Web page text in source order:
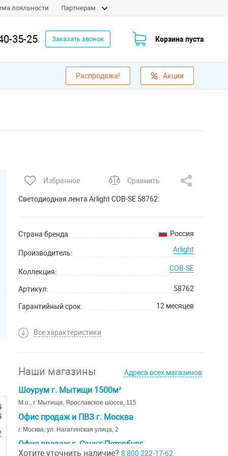
лояльности Партнерам
35-25 Заказать звонок Корзина пуста
Распродажа! Акции
Избранное Сравнить
Светодиодная лента Arlight COB-SE 58762.
Страна бренда Россия
Производитель: Arlight
Коллекция: COB-SE
Артикул: 58762
Гарантийный срок: 12 месяцев
Все характеристики
Наши магазины Адреса всех магазинов
Шоурум г. Мытищи 1500м²
М.о., г. Мытищи, Ярославское шоссе, 115
Офис продаж и ПВЗ г. Москва
г. Москва, ул. Нагатинская улица, 2
Офис продаж г. Санкт-Петербург
Хотите уточнить наличие? 8 800 222-17-62